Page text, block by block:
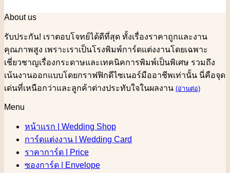
About us
รับประกัน! เราตอบโจทย์ได้ดีที่สุด ทั้งเรื่องราคาถูกและงาน
คุณภาพสูง เพราะเราเป็นโรงพิมพ์การ์ดแต่งงานโดยเฉพาะ
เชี่ยวชาญเรื่องกระดาษและเทคนิคการพิมพ์เป็นพิเศษ รวมถึง
เน้นงานออกแบบโดยกราฟฟิกดีไซเนอร์มืออาชีพเท่านั้น นี่คือจุด
เด่นที่เหนือกว่าและลูกค้าต่างประทับใจในผลงาน (อ่านต่อ)
Menu
หน้าแรก | Wedding Shop
การ์ดแต่งงาน | Wedding Card
ราคาการ์ด | Price
ซองการ์ด | Envelope